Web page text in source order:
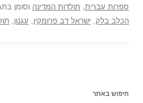
ספרות עברית תולדות המדינה וסומן
הכלב בלק ישראל דב פרומקין עגנון
חיפוש באתר